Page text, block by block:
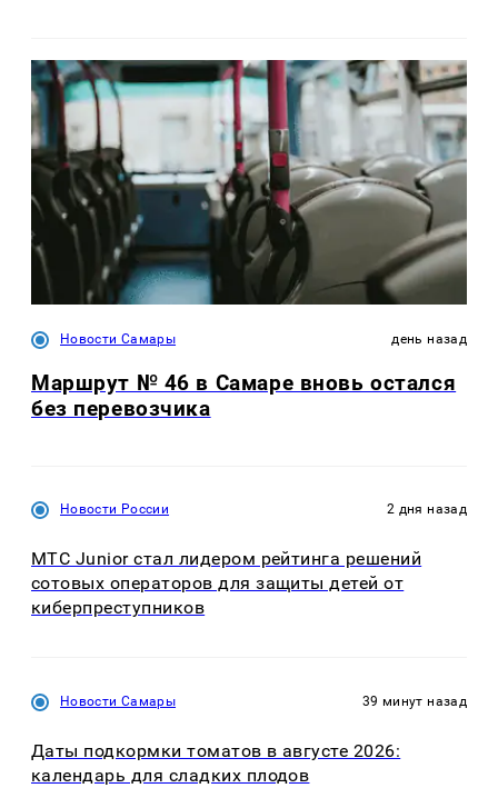
Новости Самары день назад
Маршрут № 46 в Самаре вновь остался
без перевозчика
Новости России 2 дня назад
МТС Junior стал лидером рейтинга решений
сотовых операторов для защиты детей от
киберпреступников
Новости Самары 39 минут назад
Даты подкормки томатов в августе 2026:
календарь для сладких плодов